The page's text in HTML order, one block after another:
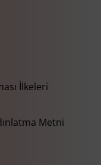
İlkeleri
Metni